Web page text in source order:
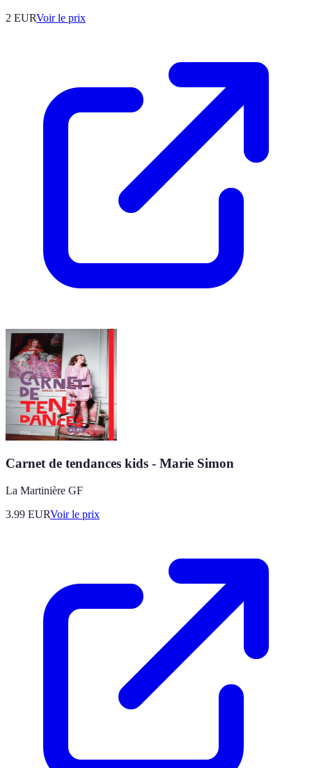
2 EURVoir le prix
Carnet de tendances kids - Marie Simon
La Martinière GF
3.99 EURVoir le prix